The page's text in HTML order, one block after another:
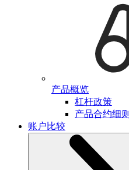
产品概览
杠杆政策
产品合约细则
账户比较